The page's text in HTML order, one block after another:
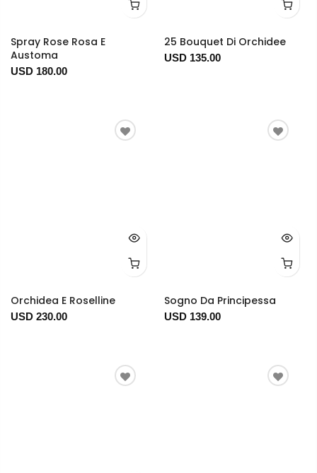
Spray Rose Rosa E
Austoma
USD 180.00
25 Bouquet Di Orchidee
USD 135.00
Orchidea E Roselline
USD 230.00
Sogno Da Principessa
USD 139.00